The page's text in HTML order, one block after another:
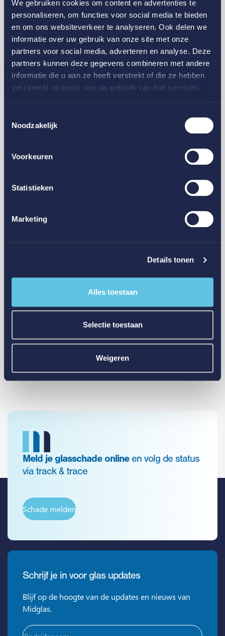
We gebruiken cookies om content en advertenties te
personaliseren, om functies voor social media te bieden
en om ons websiteverkeer te analyseren. Ook delen we
informatie over uw gebruik van onze site met onze
partners voor social media, adverteren en analyse. Deze
partners kunnen deze gegevens combineren met andere
informatie die u aan ze heeft verstrekt of die ze hebben
verzameld op basis van uw gebruik van hun services.
Noodzakelijk
Voorkeuren
Statistieken
Marketing
Details tonen
Alles toestaan
Selectie toestaan
Weigeren
Midglas voor
Padelbanen
New Babylon Center Den Haag
Alle projecten
Meld je glasschade online en volg de status
via track & trace
Schade melden
Schrijf je in voor glas updates
Blijf op de hoogte van de updates en nieuws van
Midglas.
Bedrijfsnaam